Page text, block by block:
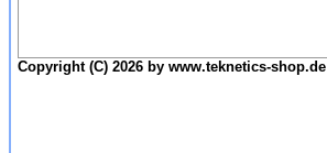
Copyright (C) 2026 by www.teknetics-shop.de